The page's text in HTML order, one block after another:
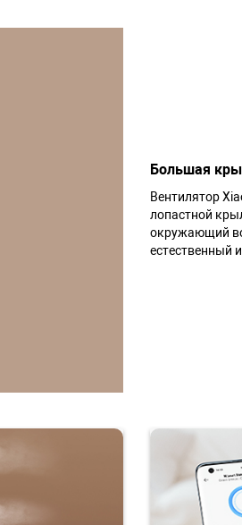
Большая
Вентилятор
лопастной
окружающий
естественный